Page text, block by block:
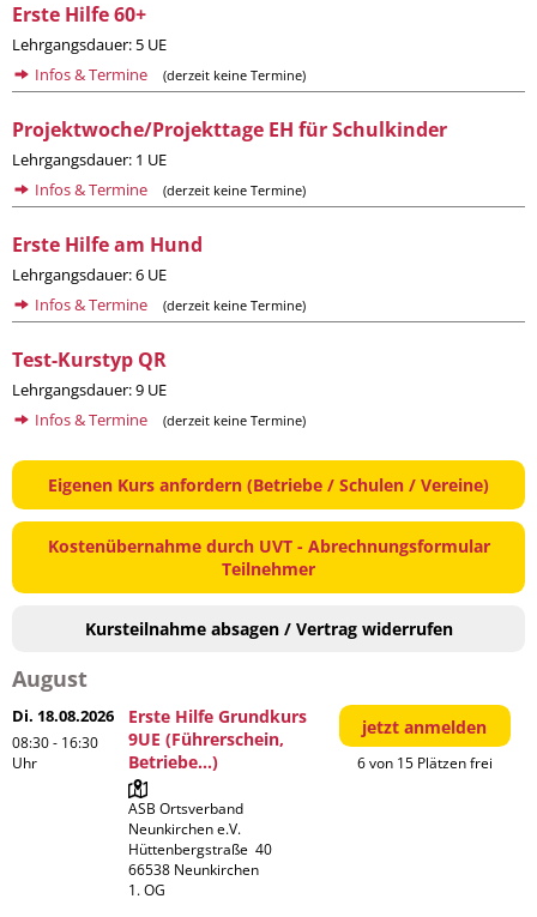
Erste Hilfe 60+
Lehrgangsdauer: 5 UE
Infos & Termine
(derzeit keine Termine)
Projektwoche/Projekttage EH für Schulkinder
Lehrgangsdauer: 1 UE
Infos & Termine
(derzeit keine Termine)
Erste Hilfe am Hund
Lehrgangsdauer: 6 UE
Infos & Termine
(derzeit keine Termine)
Test-Kurstyp QR
Lehrgangsdauer: 9 UE
Infos & Termine
(derzeit keine Termine)
Eigenen Kurs anfordern (Betriebe / Schulen / Vereine)
Kostenübernahme durch UVT - Abrechnungsformular
Teilnehmer
Kursteilnahme absagen / Vertrag widerrufen
August
Di. 18.08.2026
08:30 - 16:30
Uhr
Erste Hilfe Grundkurs
9UE (Führerschein,
Betriebe...)
ASB Ortsverband
Neunkirchen e.V.
Hüttenbergstraße  40
66538 Neunkirchen
1. OG
jetzt anmelden
6 von 15 Plätzen frei